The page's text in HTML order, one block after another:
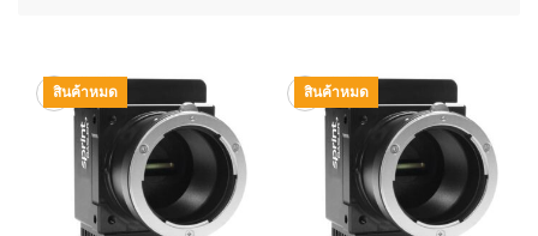
สินค้าหมด สินค้าหมด